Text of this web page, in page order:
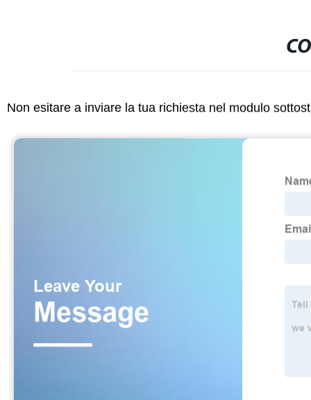
Non esitare a inviare la tua richiesta nel modulo